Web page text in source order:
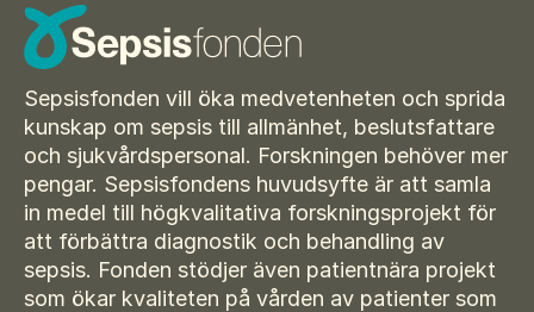
Sepsisfonden vill öka medvetenheten och sprida
kunskap om sepsis till allmänhet, beslutsfattare
och sjukvårdspersonal. Forskningen behöver mer
pengar. Sepsisfondens huvudsyfte är att samla
in medel till högkvalitativa forskningsprojekt för
att förbättra diagnostik och behandling av
sepsis. Fonden stödjer även patientnära projekt
som ökar kvaliteten på vården av patienter som